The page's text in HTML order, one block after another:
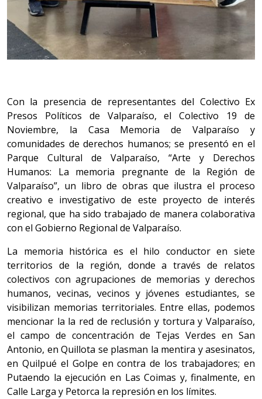
Con la presencia de representantes del Colectivo Ex
Presos Políticos de Valparaíso, el Colectivo 19 de
Noviembre, la Casa Memoria de Valparaíso y
comunidades de derechos humanos; se presentó en el
Parque Cultural de Valparaíso, “Arte y Derechos
Humanos: La memoria pregnante de la Región de
Valparaíso”, un libro de obras que ilustra el proceso
creativo e investigativo de este proyecto de interés
regional, que ha sido trabajado de manera colaborativa
con el Gobierno Regional de Valparaíso.
La memoria histórica es el hilo conductor en siete
territorios de la región, donde a través de relatos
colectivos con agrupaciones de memorias y derechos
humanos, vecinas, vecinos y jóvenes estudiantes, se
visibilizan memorias territoriales. Entre ellas, podemos
mencionar la la red de reclusión y tortura y Valparaíso,
el campo de concentración de Tejas Verdes en San
Antonio, en Quillota se plasman la mentira y asesinatos,
en Quilpué el Golpe en contra de los trabajadores; en
Putaendo la ejecución en Las Coimas y, finalmente, en
Calle Larga y Petorca la represión en los límites.